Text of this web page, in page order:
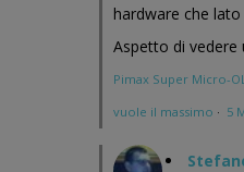
hardware che
Aspetto di vedere
Pimax Super Micro-
vuole il massimo · 5